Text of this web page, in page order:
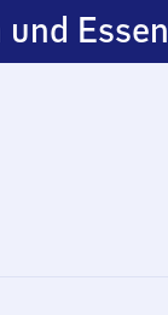
Essen